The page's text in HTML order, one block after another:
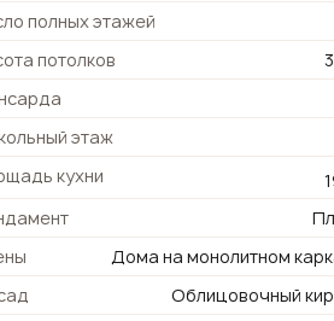
полных этажей
потолков
этаж
кухни
Дома на монолитном
Облицовочный